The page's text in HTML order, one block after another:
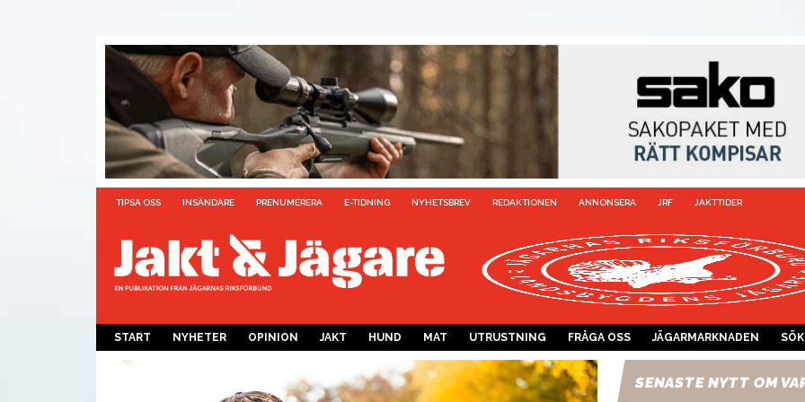
TIPSA OSS INSÄNDARE PRENUMERERA E-TIDNING NYHETSBREV REDAKTIONEN ANNONSERA JRF JAKTTIDER
START NYHETER OPINION JAKT HUND MAT UTRUSTNING FRÅGA OSS JÄGARMARKNADEN SÖK
SENASTE NYTT OM